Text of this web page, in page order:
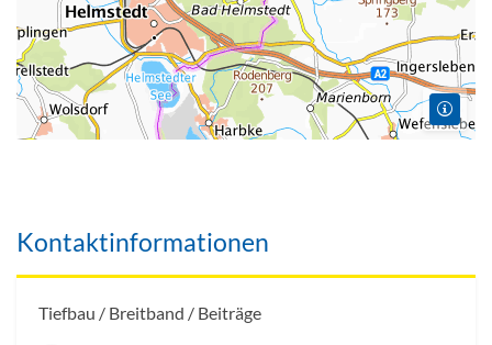
Kontaktinformationen
Tiefbau / Breitband / Beiträge